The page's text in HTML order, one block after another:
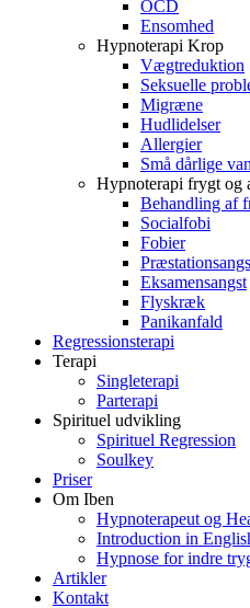
OCD
Ensomhed
Hypnoterapi Krop
Vægtreduktion
Seksuelle
Migræne
Hudlidelser
Allergier
Små dårlige
Hypnoterapi frygt og
Behandling af
Socialfobi
Fobier
Eksamensangst
Flyskræk
Panikanfald
Regressionsterapi
Terapi
Singleterapi
Parterapi
Spirituel udvikling
Spirituel Regression
Soulkey
Priser
Om Iben
Hypnoterapeut og
Introduction in
Hypnose for indre
Artikler
Kontakt